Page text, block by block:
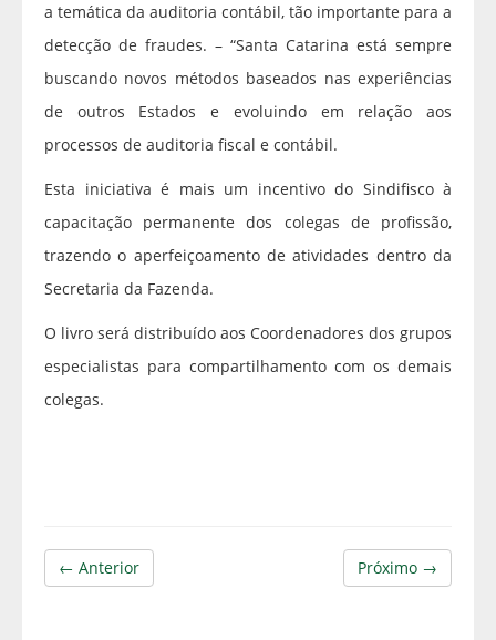
a temática da auditoria contábil, tão importante para a
detecção de fraudes. – “Santa Catarina está sempre
buscando novos métodos baseados nas experiências
de outros Estados e evoluindo em relação aos
processos de auditoria fiscal e contábil.
Esta iniciativa é mais um incentivo do Sindifisco à
capacitação permanente dos colegas de profissão,
trazendo o aperfeiçoamento de atividades dentro da
Secretaria da Fazenda.
O livro será distribuído aos Coordenadores dos grupos
especialistas para compartilhamento com os demais
colegas.
Próximo →
← Anterior